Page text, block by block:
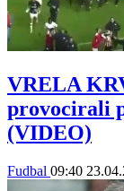
VRELA
provocirali
(VIDEO)
Fudbal 09:40